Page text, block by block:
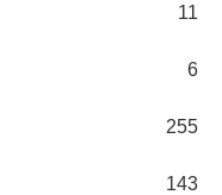
11
6
255
143